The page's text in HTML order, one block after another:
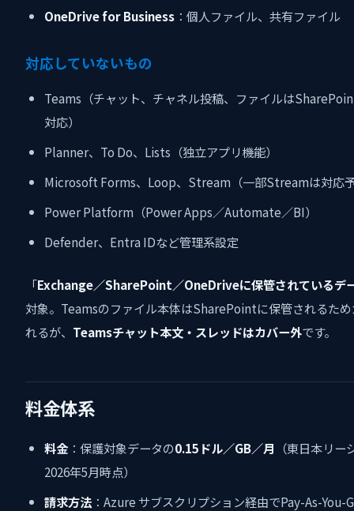
OneDrive for Business ：個人ファイル、共有ファイル
対応していないもの
Teams（チャット、チャネル投稿、ファイルは
対応）
Planner、To Do、Lists（独立アプリ機能）
Microsoft Forms、Loop、Stream（一部Streamは対応
Power Platform（Power Apps／Automate／BI）
Defender、Entra IDなど管理系設定
「Exchange／SharePoint／OneDriveに保管されているデ
対象。Teamsのファイル本体はSharePointに保管されるた
れるが、 Teamsチャット本文・スレッドはカバー外です。
料金体系
料金 ：保護対象データの0.15ドル／GB／月 （東日本リー
2026年5月時点）
請求方法 ：Azure サブスクリプション経由でPay-As-You-